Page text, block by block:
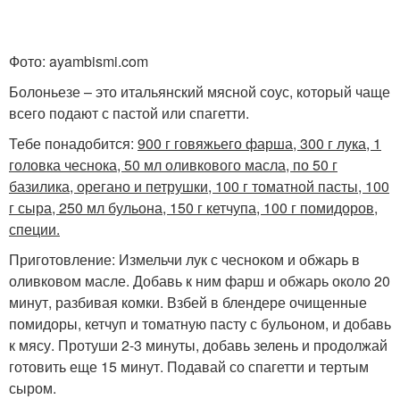
Фото: ayambismi.com
Болоньезе – это итальянский мясной соус, который чаще
всего подают с пастой или спагетти.
Тебе понадобится: 900 г говяжьего фарша, 300 г лука, 1
головка чеснока, 50 мл оливкового масла, по 50 г
базилика, орегано и петрушки, 100 г томатной пасты, 100
г сыра, 250 мл бульона, 150 г кетчупа, 100 г помидоров,
специи.
Приготовление: Измельчи лук с чесноком и обжарь в
оливковом масле. Добавь к ним фарш и обжарь около 20
минут, разбивая комки. Взбей в блендере очищенные
помидоры, кетчуп и томатную пасту с бульоном, и добавь
к мясу. Протуши 2-3 минуты, добавь зелень и продолжай
готовить еще 15 минут. Подавай со спагетти и тертым
сыром.